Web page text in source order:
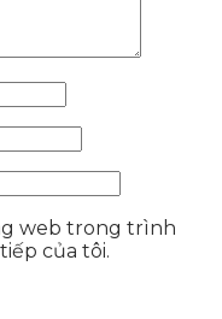
web trong trình
của tôi.